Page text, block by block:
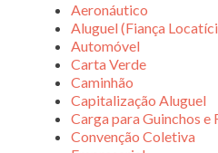
Aeronáutico
Aluguel (Fiança
Automóvel
Carta Verde
Caminhão
Capitalização Aluguel
Carga para Guinchos e
Convenção Coletiva